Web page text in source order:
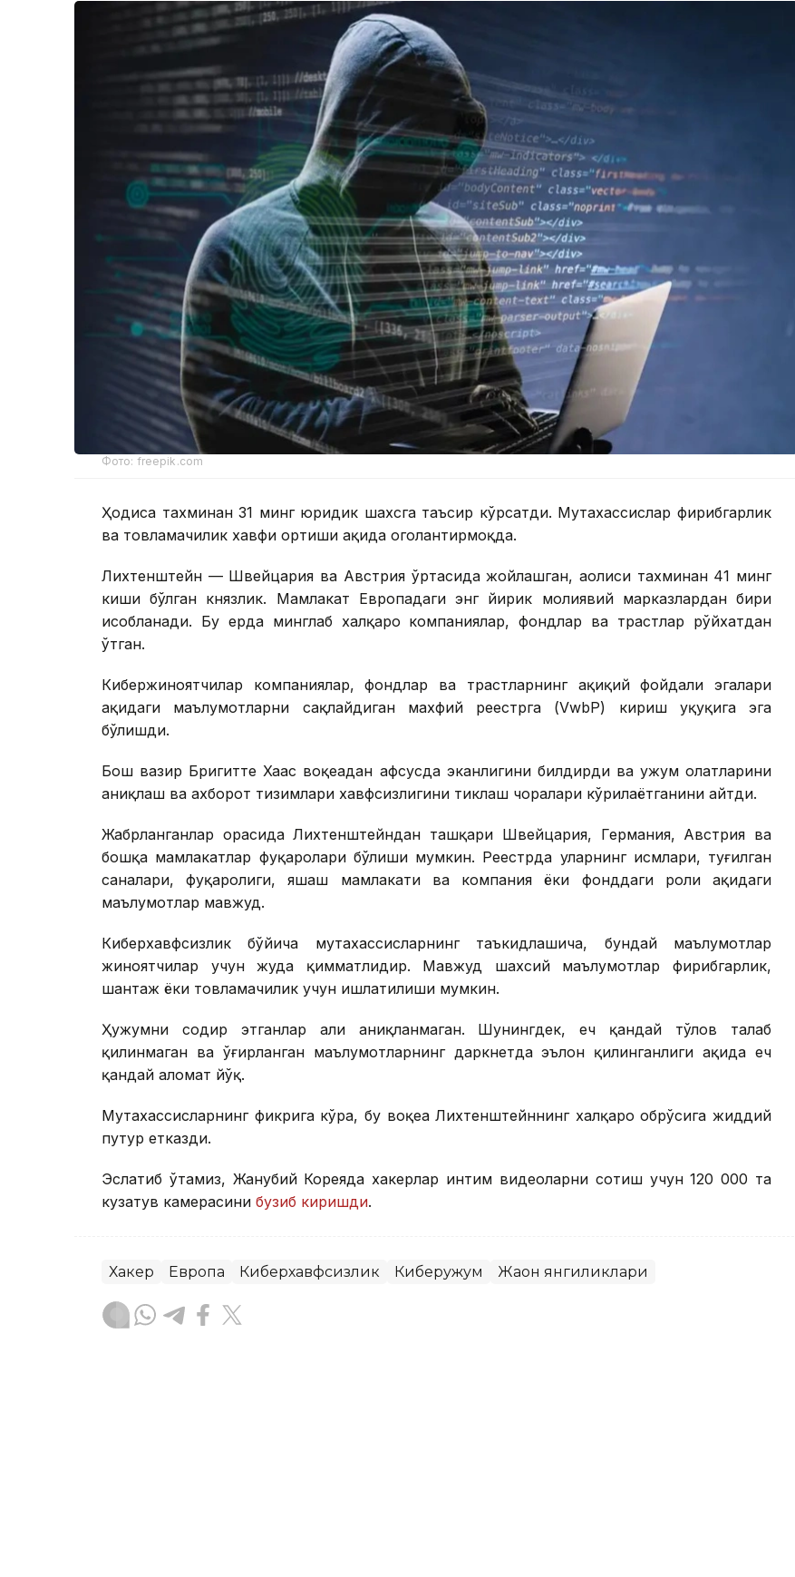
Фото: freepik.com
Ҳодиса тахминан 31 минг юридик шахсга таъсир кўрсатди. Мутахассислар фирибгарлик
ва товламачилик хавфи ортиши ҳақида огоҳлантирмоқда.
Лихтенштейн — Швейцария ва Австрия ўртасида жойлашган, аҳолиси тахминан 41 минг
киши бўлган князлик. Мамлакат Европадаги энг йирик молиявий марказлардан бири
ҳисобланади. Бу ерда минглаб халқаро компаниялар, фондлар ва трастлар рўйхатдан
ўтган.
Кибержиноятчилар компаниялар, фондлар ва трастларнинг ҳақиқий фойдали эгалари
ҳақидаги маълумотларни сақлайдиган махфий реестрга (VwbP) кириш ҳуқуқига эга
бўлишди.
Бош вазир Бригитте Хаас воқеадан афсусда эканлигини билдирди ва ҳужум ҳолатларини
аниқлаш ва ахборот тизимлари хавфсизлигини тиклаш чоралари кўрилаётганини айтди.
Жабрланганлар орасида Лихтенштейндан ташқари Швейцария, Германия, Австрия ва
бошқа мамлакатлар фуқаролари бўлиши мумкин. Реестрда уларнинг исмлари, туғилган
саналари, фуқаролиги, яшаш мамлакати ва компания ёки фонддаги роли ҳақидаги
маълумотлар мавжуд.
Киберхавфсизлик бўйича мутахассисларнинг таъкидлашича, бундай маълумотлар
жиноятчилар учун жуда қимматлидир. Мавжуд шахсий маълумотлар фирибгарлик,
шантаж ёки товламачилик учун ишлатилиши мумкин.
Ҳужумни содир этганлар ҳали аниқланмаган. Шунингдек, ҳеч қандай тўлов талаб
қилинмаган ва ўғирланган маълумотларнинг даркнетда эълон қилинганлиги ҳақида ҳеч
қандай аломат йўқ.
Мутахассисларнинг фикрига кўра, бу воқеа Лихтенштейннинг халқаро обрўсига жиддий
путур етказди.
Эслатиб ўтамиз, Жанубий Кореяда хакерлар интим видеоларни сотиш учун 120 000 та
кузатув камерасини бузиб киришди.
Хакер Европа Киберхавфсизлик Киберҳужум Жаҳон янгиликлари